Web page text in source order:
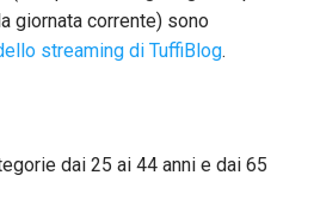
giornata corrente) sono
streaming di TuffiBlog.
dai 25 ai 44 anni e dai 65